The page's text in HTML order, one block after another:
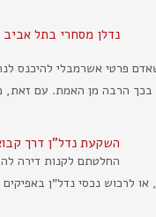
נדלן מסחרי בתל אביב
פרטי אשרמבלי להיכנס
בכך הרבה מן האמת. עם
השקעת נדל"ן דרך
החלטתם לקנות דירה
לרכוש נכסי נדל"ן